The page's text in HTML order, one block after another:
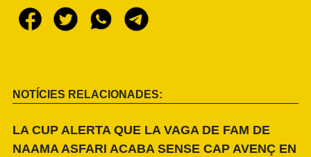
NOTÍCIES RELACIONADES:
LA CUP ALERTA QUE LA VAGA DE FAM DE
NAAMA ASFARI ACABA SENSE CAP AVENÇ EN